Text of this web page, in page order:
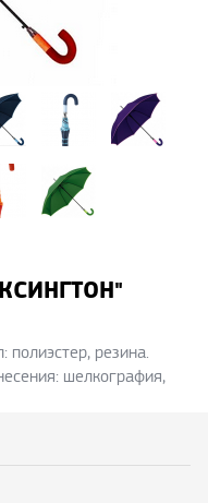
полиэстер, резина.
шелкография,